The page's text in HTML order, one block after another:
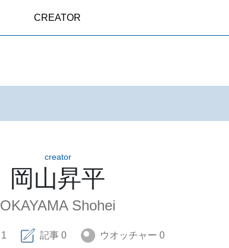
CREATOR
creator
岡山昇平
OKAYAMA Shohei
1 記事 0 ウオッチャー 0